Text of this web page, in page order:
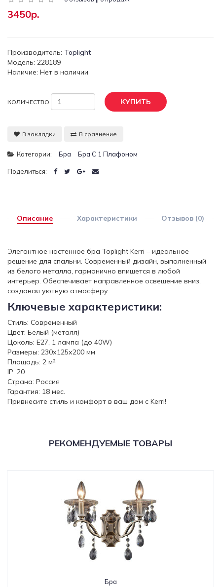
3450р.
Производитель: Toplight
Модель: 228189
Наличие: Нет в наличии
КОЛИЧЕСТВО КУПИТЬ
В закладки В сравнение
Категории: Бра Бра С 1 Плафоном
Поделиться:
Описание Характеристики Отзывов (0)
Элегантное настенное бра Toplight Kerri – идеальное
решение для спальни. Современный дизайн, выполненный
из белого металла, гармонично впишется в любой
интерьер. Обеспечивает направленное освещение вниз,
создавая уютную атмосферу.
Ключевые характеристики:
Стиль: Современный
Цвет: Белый (металл)
Цоколь: E27, 1 лампа (до 40W)
Размеры: 230х125х200 мм
Площадь: 2 м²
IP: 20
Страна: Россия
Гарантия: 18 мес.
Привнесите стиль и комфорт в ваш дом с Kerri!
РЕКОМЕНДУЕМЫЕ ТОВАРЫ
Бра